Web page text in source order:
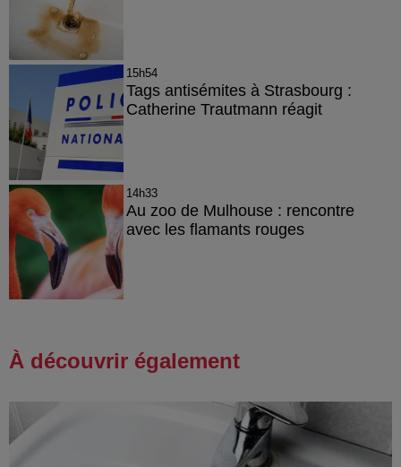
15h54
Tags antisémites à Strasbourg :
Catherine Trautmann réagit
14h33
Au zoo de Mulhouse : rencontre
avec les flamants rouges
À découvrir également